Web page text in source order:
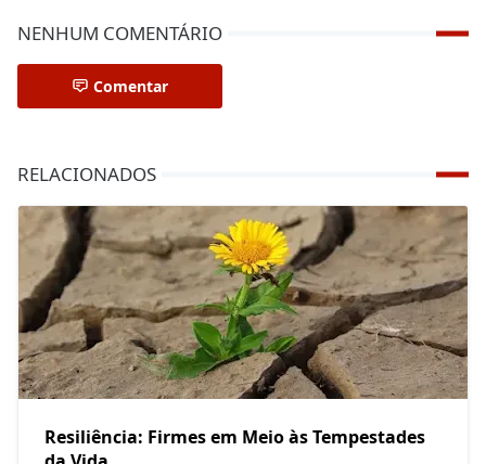
NENHUM COMENTÁRIO
Comentar
RELACIONADOS
Resiliência: Firmes em Meio às Tempestades